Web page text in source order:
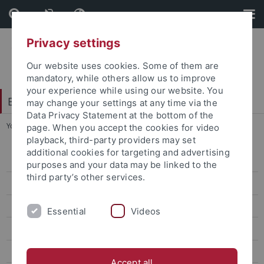
Skip
to
content
Skip
to
footer
Evangelisch-Theologische Fakultät
You are here: Startseite ... Alma
Studienbeginn
Studieren mit Beeinträchtigung
Lehrveranstaltungen
Alma
Privacy settings
Our website uses cookies. Some of them are
mandatory, while others allow us to improve
your experience while using our website. You
may change your settings at any time via the
Data Privacy Statement at the bottom of the
page. When you accept the cookies for video
playback, third-party providers may set
additional cookies for targeting and advertising
purposes and your data may be linked to the
third party’s other services.
Essential Videos